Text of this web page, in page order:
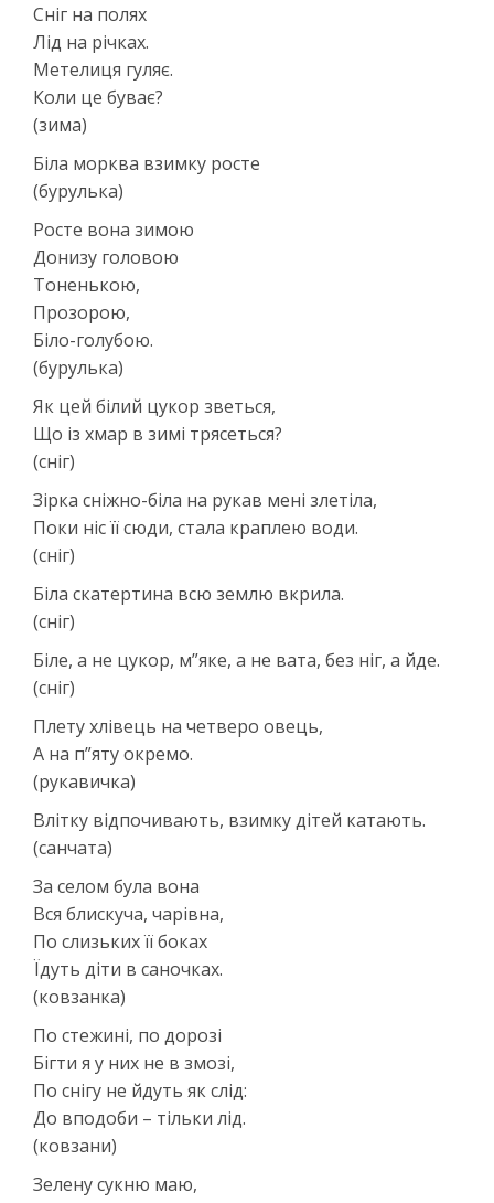
Сніг на полях
Лід на річках.
Метелиця гуляє.
Коли це буває?
(зима)
Біла морква взимку росте
(бурулька)
Росте вона зимою
Донизу головою
Тоненькою,
Прозорою,
Біло-голубою.
(бурулька)
Як цей білий цукор зветься,
Що із хмар в зимі трясеться?
(сніг)
Зірка сніжно-біла на рукав мені злетіла,
Поки ніс її сюди, стала краплею води.
(сніг)
Біла скатертина всю землю вкрила.
(сніг)
Біле, а не цукор, м”яке, а не вата, без ніг, а йде.
(сніг)
Плету хлівець на четверо овець,
А на п”яту окремо.
(рукавичка)
Влітку відпочивають, взимку дітей катають.
(санчата)
За селом була вона
Вся блискуча, чарівна,
По слизьких її боках
Їдуть діти в саночках.
(ковзанка)
По стежині, по дорозі
Бігти я у них не в змозі,
По снігу не йдуть як слід:
До вподоби – тільки лід.
(ковзани)
Зелену сукню маю,